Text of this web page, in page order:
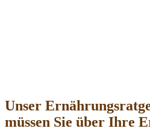
Unser
müssen Sie über Ihre